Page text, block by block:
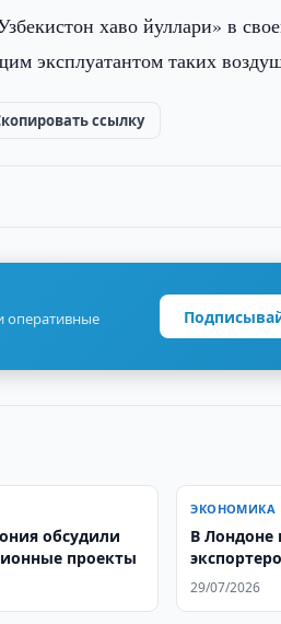
хаво йуллари» в
эксплуатантом таких
ссылку
оперативные
обсудили
проекты
ЭКОНОМИКА
В Лондоне
29/07/2026